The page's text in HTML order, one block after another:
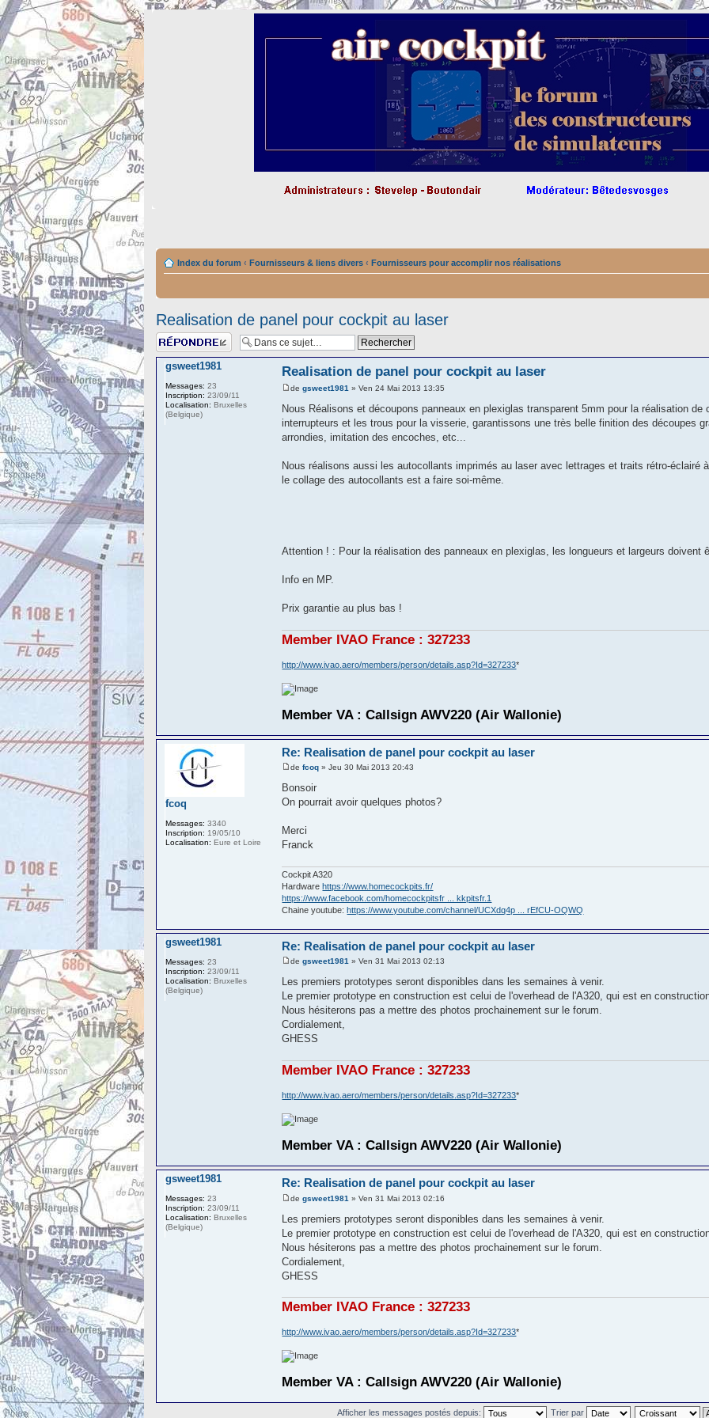
Index du forum ‹ Fournisseurs & liens divers ‹ Fournisseurs pour accomplir nos réalisations
Realisation de panel pour cockpit au laser
Répondre
Realisation de panel pour cockpit au laser
degsweet1981 » Ven 24 Mai 2013 13:35
Nous Réalisons et découpons panneaux en plexiglas transparent 5mm pour la réalisation
interrupteurs et les trous pour la visserie, garantissons une très belle finition des découpes
arrondies, imitation des encoches, etc...
Nous réalisons aussi les autocollants imprimés au laser avec lettrages et traits rétro-éclairé
le collage des autocollants est a faire soi-même.
Attention ! : Pour la réalisation des panneaux en plexiglas, les longueurs et largeurs doivent
Info en MP.
Prix garantie au plus bas !
Member IVAO France : 327233
http://www.ivao.aero/members/person/details.asp?Id=327233*
Member VA : Callsign AWV220 (Air Wallonie)
gsweet1981
Messages: 23
Inscription: 23/09/11
Localisation: Bruxelles
(Belgique)
Re: Realisation de panel pour cockpit au laser
defcoq » Jeu 30 Mai 2013 20:43
Bonsoir
On pourrait avoir quelques photos?
Merci
Franck
Cockpit A320
Hardwarehttps://www.homecockpits.fr/
https://www.facebook.com/homecockpitsfr ... kkpitsfr.1
Chaine youtube:https://www.youtube.com/channel/UCXdq4p ... rEfCU-OQWQ
fcoq
Messages: 3340
Inscription: 19/05/10
Localisation: Eure et Loire
Re: Realisation de panel pour cockpit au laser
degsweet1981 » Ven 31 Mai 2013 02:13
Les premiers prototypes seront disponibles dans les semaines à venir.
Le premier prototype en construction est celui de l'overhead de l'A320, qui est en
Nous hésiterons pas a mettre des photos prochainement sur le forum.
Cordialement,
GHESS
Member IVAO France : 327233
http://www.ivao.aero/members/person/details.asp?Id=327233*
Member VA : Callsign AWV220 (Air Wallonie)
gsweet1981
Messages: 23
Inscription: 23/09/11
Localisation: Bruxelles
(Belgique)
Re: Realisation de panel pour cockpit au laser
degsweet1981 » Ven 31 Mai 2013 02:16
Les premiers prototypes seront disponibles dans les semaines à venir.
Le premier prototype en construction est celui de l'overhead de l'A320, qui est en
Nous hésiterons pas a mettre des photos prochainement sur le forum.
Cordialement,
GHESS
Member IVAO France : 327233
http://www.ivao.aero/members/person/details.asp?Id=327233*
Member VA : Callsign AWV220 (Air Wallonie)
gsweet1981
Messages: 23
Inscription: 23/09/11
Localisation: Bruxelles
(Belgique)
Afficher les messages postés depuis: Trier par